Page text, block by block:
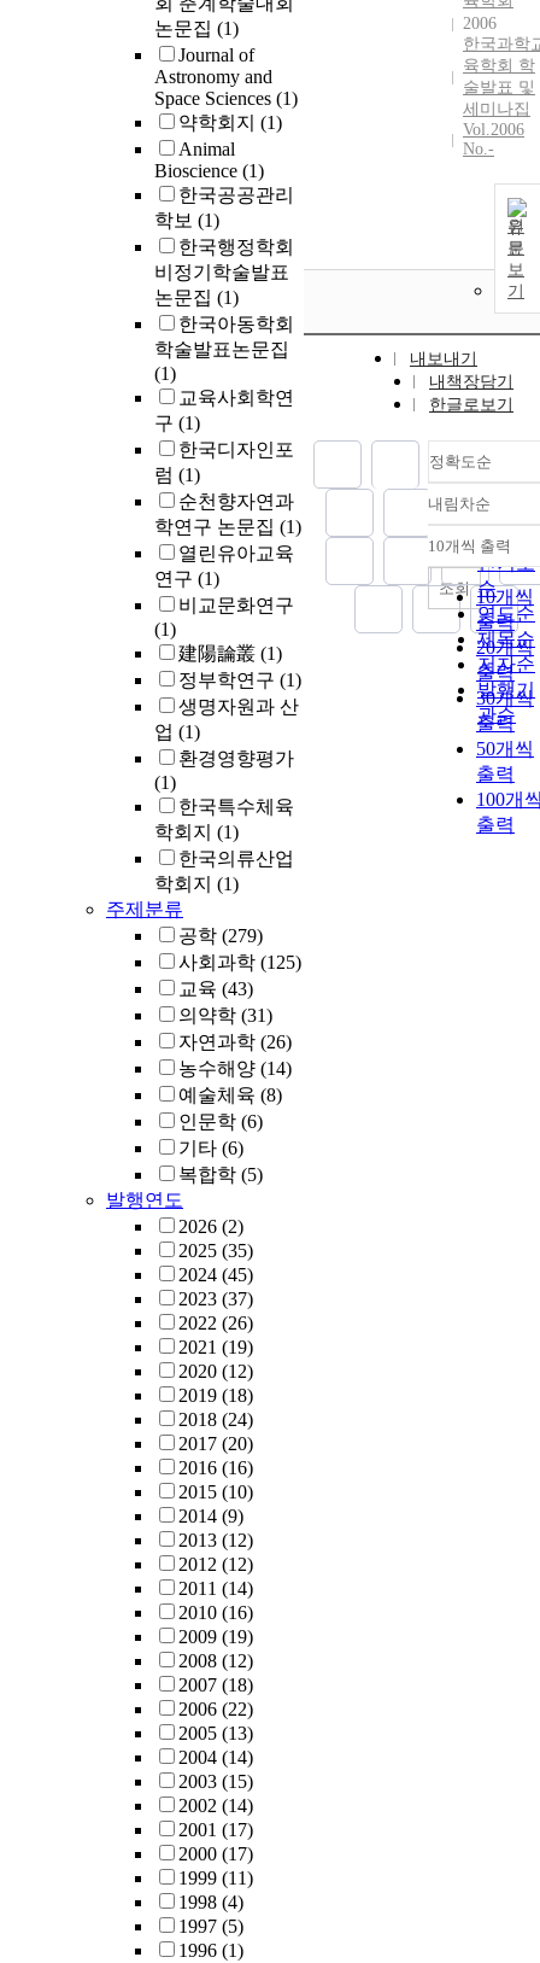
논문집 (1)
Journal of
Astronomy and
Space Sciences (1)
약학회지 (1)
Animal
Bioscience (1)
한국공공관리
학보 (1)
한국행정학회
비정기학술발표
논문집 (1)
한국아동학회
학술발표논문집
(1)
교육사회학연
구 (1)
한국디자인포
럼 (1)
순천향자연과
학연구 논문집 (1)
열린유아교육
연구 (1)
비교문화연구
(1)
建陽論叢 (1)
정부학연구 (1)
생명자원과 산
업 (1)
환경영향평가
(1)
한국특수체육
학회지 (1)
한국의류산업
학회지 (1)
주제분류
공학 (279)
사회과학 (125)
교육 (43)
의약학 (31)
자연과학 (26)
농수해양 (14)
예술체육 (8)
인문학 (6)
기타 (6)
복합학 (5)
발행연도
2026 (2)
2025 (35)
2024 (45)
2023 (37)
2022 (26)
2021 (19)
2020 (12)
2019 (18)
2018 (24)
2017 (20)
2016 (16)
2015 (10)
2014 (9)
2013 (12)
2012 (12)
2011 (14)
2010 (16)
2009 (19)
2008 (12)
2007 (18)
2006 (22)
2005 (13)
2004 (14)
2003 (15)
2002 (14)
2001 (17)
2000 (17)
1999 (11)
1998 (4)
1997 (5)
1996 (1)
2006
한국과학
육학회 학
술발표 및
세미나집
Vol.2006
No.-
원
문
보
기
내보내기
내책장담기
한글로보기
정확도순
정확도
순
인기도
순
연도순
제목순
저자순
발행기
관순
내림차순
내림차
10개씩 출력
10개씩
출력
20개씩
출력
30개씩
출력
50개씩
출력
100개
출력
조회